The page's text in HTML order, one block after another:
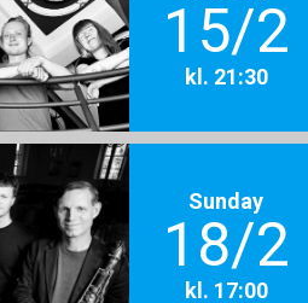
15/2
kl. 21:30
Sunday
18/2
kl. 17:00